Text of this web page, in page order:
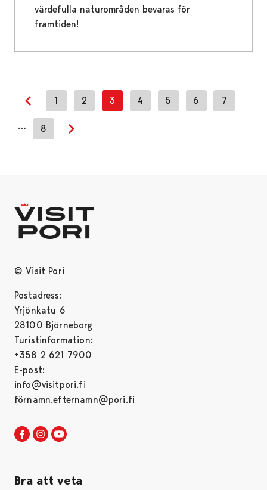
värdefulla naturområden bevaras för
framtiden!
Previous page
1 2 3 4 5 6 7
… 8
© Visit Pori
Postadress:
Yrjönkatu 6
28100 Björneborg
Turistinformation:
+358 2 621 7900
E-post:
info@visitpori.fi
förnamn.efternamn@pori.fi
Visit Pori in Facebook
Opens in a new tab
Visit Pori in Instagram
Opens in a new tab
Bra att veta